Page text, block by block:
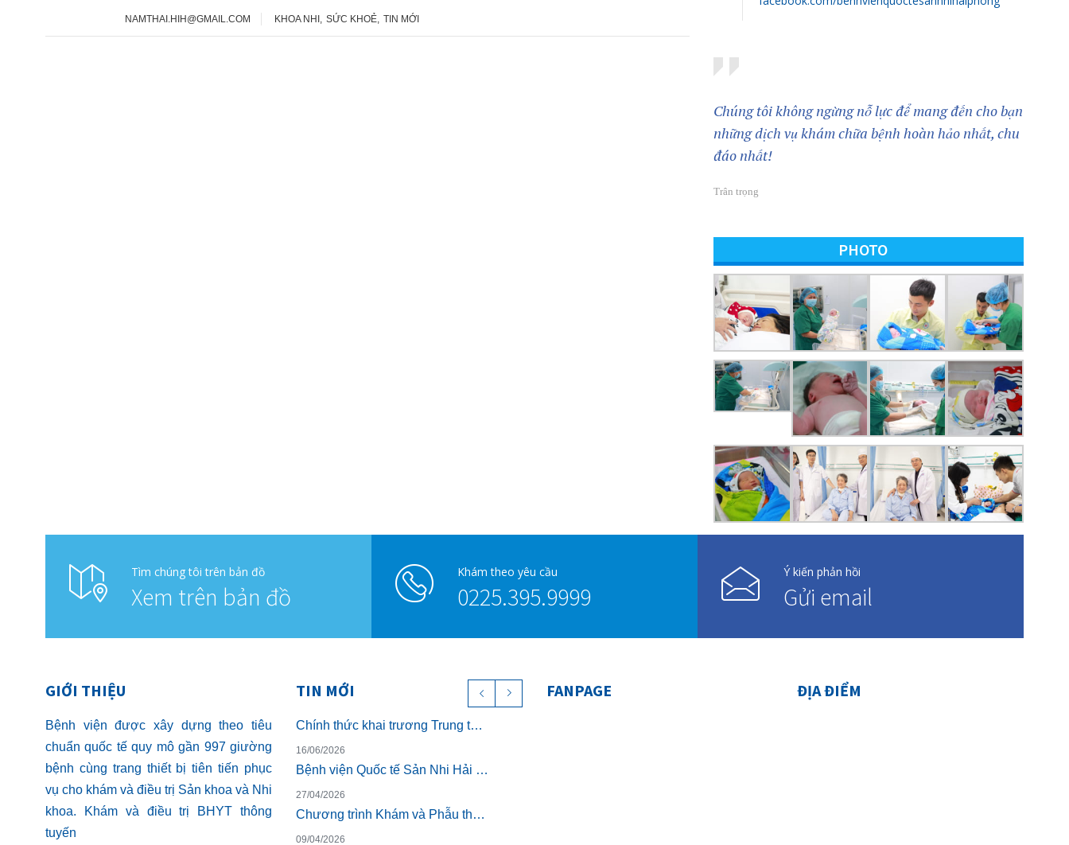
NAMTHAI.HIH@GMAIL.COM KHOA NHI SỨC KHOẺ TIN MỚI
Chúng tôi không ngừng nỗ lực để mang đến cho bạn
những dịch vụ khám chữa bệnh hoàn hảo nhất, chu
đáo nhất!
Trân trọng
PHOTO
Tìm chúng tôi trên bản đồ
Xem trên bản đồ
Khám theo yêu cầu
0225.395.9999
Ý kiến phản hồi
Gửi email
GIỚI THIỆU
Bệnh viện được xây dựng theo tiêu
chuẩn quốc tế quy mô gần 997 giường
bệnh cùng trang thiết bị tiên tiến phục
vụ cho khám và điều trị Sản khoa và Nhi
khoa. Khám và điều trị BHYT thông
tuyến
TIN MỚI
Chính thức khai trương Trung tâm Nghỉ dưỡng ở cữ cao cấp The Nest – Luxury Postpartum & Retreat
16/06/2026
Bệnh viện Quốc tế Sản Nhi Hải Phòng chính thức triển khai khám sức khỏe theo Thông tư 32/2023/TT-BYT
27/04/2026
Chương trình Khám và Phẫu thuật nhân đạo cho trẻ bị dị tật khe hở môi miễn phí
09/04/2026
FANPAGE ĐỊA ĐIỂM